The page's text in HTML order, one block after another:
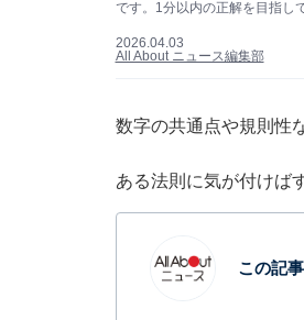
です。1分以内の正解を目指し
2026.04.03
All About ニュース編集部
数字の共通点や規則性
ある法則に気が付けば
この記